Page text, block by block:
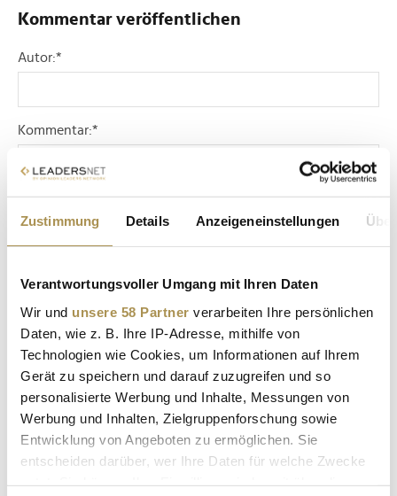
Zustimmung Details Anzeigeneinstellungen
Verantwortungsvoller Umgang mit Ihren Daten
Wir und unsere 58 Partner verarbeiten Ihre persönlichen
Daten, wie z. B. Ihre IP-Adresse, mithilfe von
Technologien wie Cookies, um Informationen auf Ihrem
Gerät zu speichern und darauf zuzugreifen und so
personalisierte Werbung und Inhalte, Messungen von
Werbung und Inhalten, Zielgruppenforschung sowie
Entwicklung von Angeboten zu ermöglichen. Sie
entscheiden darüber, wer Ihre Daten für welche Zwecke
Kommentar veröffentlichen
Autor:*
Kommentar:*
Sicherheitscode bestätigen:*
ABSENDEN
* Pflichtfelder.